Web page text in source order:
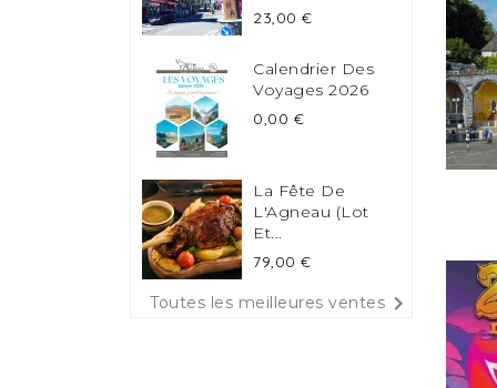
Prix
23,00 €
Calendrier Des
Voyages 2026
Prix
0,00 €
La Fête De
L'Agneau (Lot
Et...
Prix
79,00 €
Toutes les meilleures ventes 